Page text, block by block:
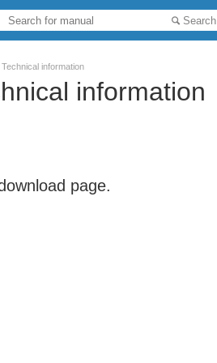
Search
information
information
page.